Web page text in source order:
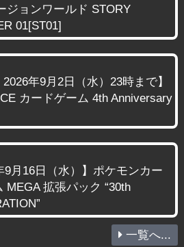
ジョンワールド STORY
01[ST01]
2026年9月2日（水）23時まで】
カードゲーム 4th Anniversary
9月16日（水）】ポケモンカー
MEGA 拡張パック “30th
一覧へ...